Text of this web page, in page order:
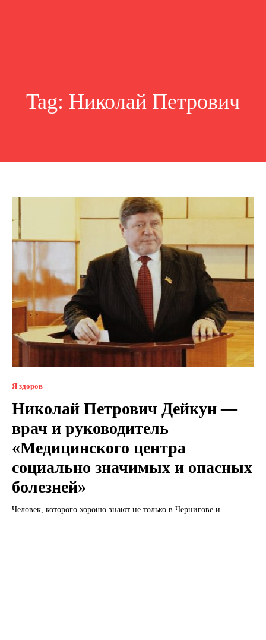
Tag: Николай Петрович
Я здоров
Николай Петрович Дейкун —
врач и руководитель
«Медицинского центра
социально значимых и опасных
болезней»
Человек, которого хорошо знают не только в Чернигове и...